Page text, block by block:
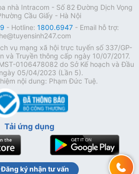
nhà Intracom - Số 82 Đường Dịch Vọng
Cầu Giấy - Hà Nội
- Hotline: 1800.6947- Email hỗ trợ:
vụ mạng xã hội trực tuyến số 337/GP-
và Truyền thông cấp ngày 10/07/2017.
0106478082 do Sở Kế hoạch và Đầu
05/04/2023 (Lần 5).
nội dung: Phạm Đức Tuệ.
Tải ứng dụng
Đăng ký nhận tư vấn